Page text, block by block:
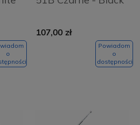
o
107,00 zł
Powiadom
o
dostępności